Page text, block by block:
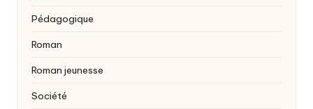
Pédagogique
Roman
Roman jeunesse
Société